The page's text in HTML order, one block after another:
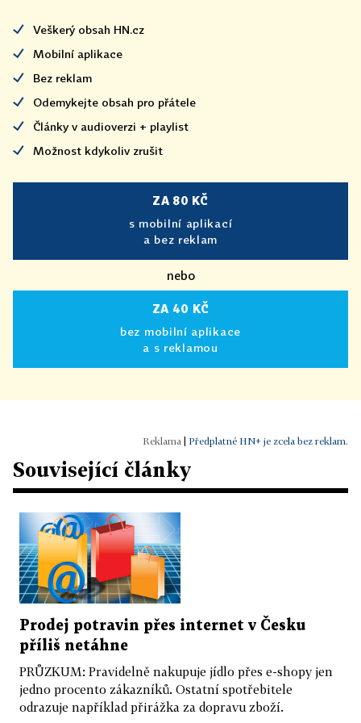
Veškerý obsah HN.cz
Mobilní aplikace
Bez reklam
Odemykejte obsah pro přátele
Články v audioverzi + playlist
Možnost kdykoliv zrušit
ZA 80 KČ
s mobilní aplikací
a bez reklam
nebo
ZA 40 KČ
bez mobilní aplikace
a s reklamou
Předplatné HN+ je zcela bez reklam.
Související články
Prodej potravin přes internet v Česku
příliš netáhne
PRŮZKUM: Pravidelně nakupuje jídlo přes e-shopy jen
jedno procento zákazníků. Ostatní spotřebitele
odrazuje například přirážka za dopravu zboží.